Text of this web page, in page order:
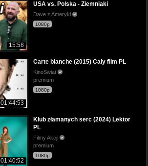
15:58
USA vs. Polska - Ziemniaki
Dave z Ameryki
1080p
01:44:53
Carte blanche (2015) Cały film PL
KinoSwiat
premium
1080p
01:40:52
Klub złamanych serc (2024) Lektor
PL
Filmy Akcji
premium
1080p